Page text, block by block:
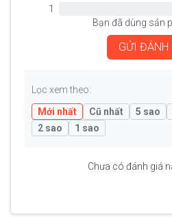
1
Bạn đã dùng sản
GỬI ĐÁNH
Lọc xem theo:
Mới nhất
Cũ nhất 5 sao
2 sao
1 sao
Chưa có đánh giá